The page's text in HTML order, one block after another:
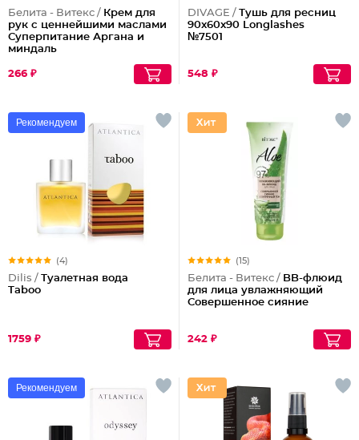
Белита - Витекс / Крем для
рук с ценнейшими маслами
Суперпитание Аргана и
миндаль
266 ₽
DIVAGE / Тушь для ресниц
90x60x90 Longlashes
№7501
548 ₽
Рекомендуем
(4)
Dilis / Туалетная вода
Taboo
1759 ₽
(15)
Белита - Витекс / BB-флюид
для лица увлажняющий
Совершенное сияние
242 ₽
Рекомендуем